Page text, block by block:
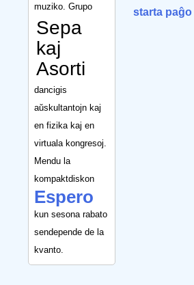
muziko. Grupo
Sepa
kaj
Asorti
dancigis
aŭskultantojn kaj
en fizika kaj en
virtuala kongresoj.
Mendu la
kompaktdiskon
Espero
kun sesona rabato
sendepende de la
kvanto.
starta paĝo